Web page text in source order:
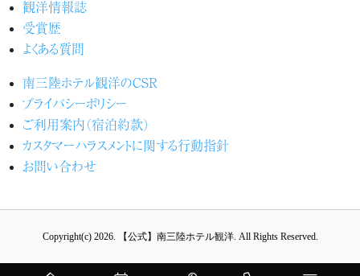
観洋情報誌
受賞歴
よくある質問
南三陸ホテル観洋のCSR
プライバシーポリシー
ご利用案内（宿泊約款）
カスタマーハラスメントに関する行動指針
お問い合わせ
Copyright(c) 2026. 【公式】南三陸ホテル観洋. All Rights Reserved.